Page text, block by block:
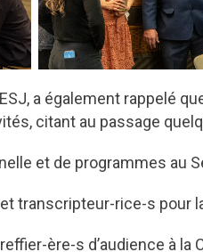
a également rappelé
citant au passage
et de programmes au
transcripteur-rice-s pour
ère-s d’audience à